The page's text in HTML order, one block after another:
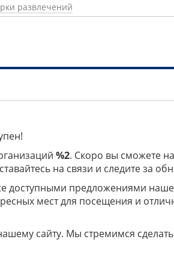
развлечений
%2. Скоро вы сможете
на связи и следите за
доступными предложениями
мест для посещения и
сайту. Мы стремимся